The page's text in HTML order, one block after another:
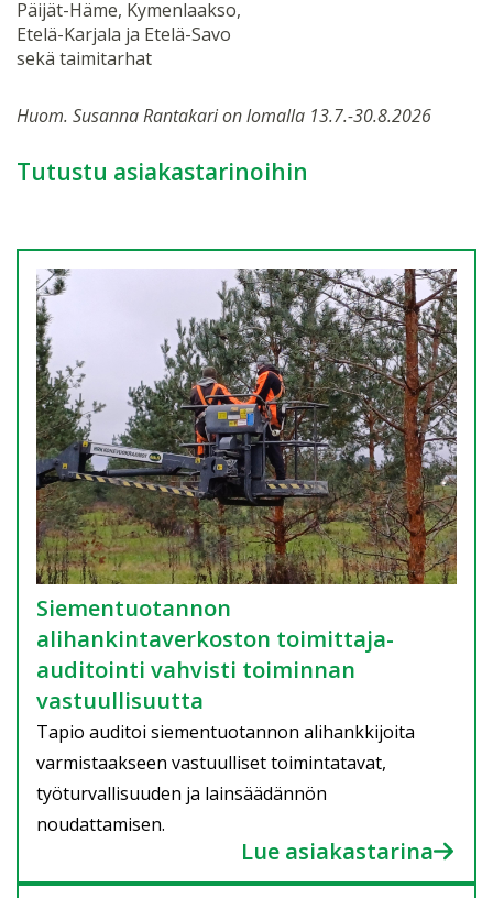
Päijät-Häme, Kymenlaakso,
Etelä-Karjala ja Etelä-Savo
sekä taimitarhat
Huom. Susanna Rantakari on lomalla 13.7.-30.8.2026
Tutustu asiakastarinoihin
Siementuotannon
alihankintaverkoston toimittaja-
auditointi vahvisti toiminnan
vastuullisuutta
Tapio auditoi siementuotannon alihankkijoita
varmistaakseen vastuulliset toimintatavat,
työturvallisuuden ja lainsäädännön
noudattamisen.
Lue asiakastarina